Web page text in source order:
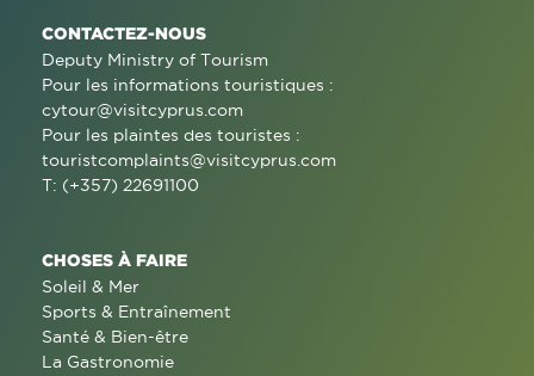
CONTACTEZ-NOUS
Deputy Ministry of Tourism
Pour les informations touristiques :
cytour@visitcyprus.com
Pour les plaintes des touristes :
touristcomplaints@visitcyprus.com
T: (+357) 22691100
CHOSES À FAIRE
Soleil & Mer
Sports & Entraînement
Santé & Bien-être
La Gastronomie